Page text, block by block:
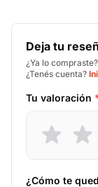
Deja tu
¿Ya lo
¿Tenés cuenta?
Tu valoración
¿Cómo te